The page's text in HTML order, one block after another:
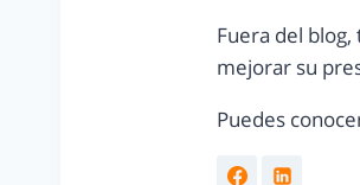
Fuera del
mejorar su
Puedes